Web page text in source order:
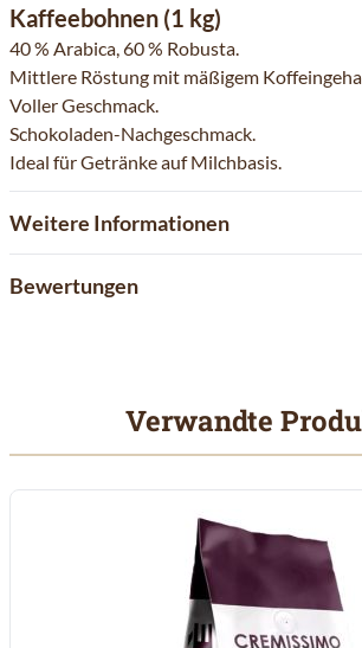
Kaffeebohnen (1 kg)
40 % Arabica, 60 % Robusta.
Mittlere Röstung mit mäßigem
Voller Geschmack.
Schokoladen-Nachgeschmack.
Ideal für Getränke auf Milchbasis.
Weitere Informationen
Bewertungen
Verwandte
Mit der Tabulatortaste können Sie durch
Clicken, um das Karussell zu überspringen
Clicken, um zur Karussell-Navigation zu